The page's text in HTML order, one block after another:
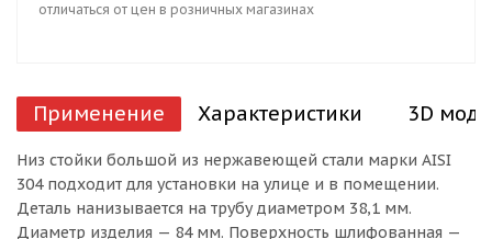
отличаться от цен в розничных магазинах
Применение Характеристики 3D
Низ стойки большой из нержавеющей стали марки AISI
304 подходит для установки на улице и в помещении.
Деталь нанизывается на трубу диаметром 38,1 мм.
Диаметр изделия — 84 мм. Поверхность шлифованная —